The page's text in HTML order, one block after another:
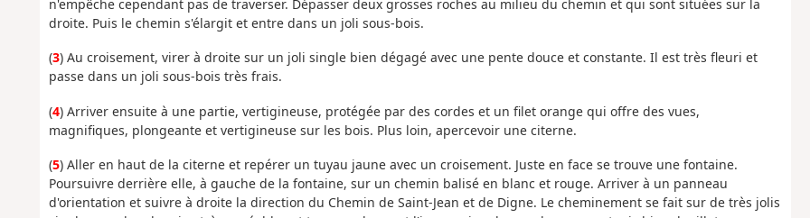
n'empêche cependant pas de traverser. Dépasser deux grosses roches au milieu du chemin et qui sont situées sur la
droite. Puis le chemin s'élargit et entre dans un joli sous-bois.
(3) Au croisement, virer à droite sur un joli single bien dégagé avec une pente douce et constante. Il est très fleuri et
passe dans un joli sous-bois très frais.
(4) Arriver ensuite à une partie, vertigineuse, protégée par des cordes et un filet orange qui offre des vues,
magnifiques, plongeante et vertigineuse sur les bois. Plus loin, apercevoir une citerne.
(5) Aller en haut de la citerne et repérer un tuyau jaune avec un croisement. Juste en face se trouve une fontaine.
Poursuivre derrière elle, à gauche de la fontaine, sur un chemin balisé en blanc et rouge. Arriver à un panneau
d'orientation et suivre à droite la direction du Chemin de Saint-Jean et de Digne. Le cheminement se fait sur de très jolis